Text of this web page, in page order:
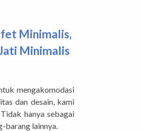
Minimalis,
Minimalis
mengakomodasi
dan desain, kami
hanya sebagai
barang lainnya.